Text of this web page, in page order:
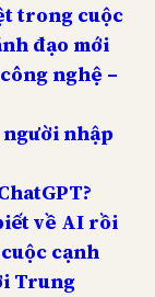
trong cuộc
đạo mới
nghệ –
nhập
về AI rồi
cạnh
Trung